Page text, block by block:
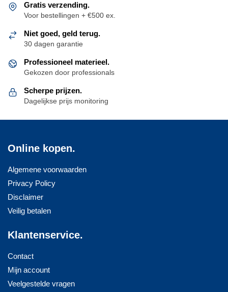
Gratis verzending.
Voor bestellingen + €500 ex.
Niet goed, geld terug.
30 dagen garantie
Professioneel materieel.
Gekozen door professionals
Scherpe prijzen.
Dagelijkse prijs monitoring
Online kopen.
Algemene voorwaarden
Privacy Policy
Disclaimer
Veilig betalen
Klantenservice.
Contact
Mijn account
Veelgestelde vragen